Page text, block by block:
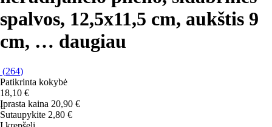
spalvos, 12,5x11,5 cm, aukštis 9
cm, … daugiau
(264)
Patikrinta kokybė
18,10 €
Įprasta kaina 20,90 €
Sutaupykite 2,80 €